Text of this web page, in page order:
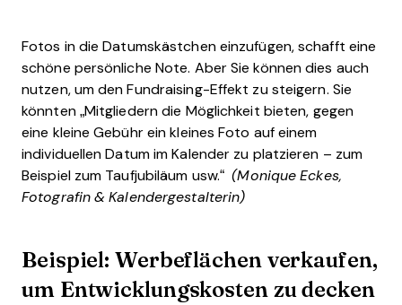
Fotos in die Datumskästchen einzufügen, schafft eine
schöne persönliche Note. Aber Sie können dies auch
nutzen, um den Fundraising-Effekt zu steigern. Sie
könnten „Mitgliedern die Möglichkeit bieten, gegen
eine kleine Gebühr ein kleines Foto auf einem
individuellen Datum im Kalender zu platzieren – zum
Beispiel zum Taufjubiläum usw.“ (Monique Eckes,
Fotografin & Kalendergestalterin)
Beispiel: Werbeflächen verkaufen,
um Entwicklungskosten zu decken